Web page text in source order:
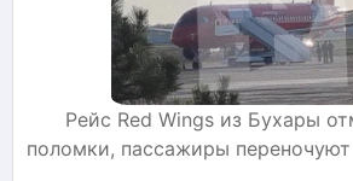
Рейс Red Wings из Бухары
поломки, пассажиры